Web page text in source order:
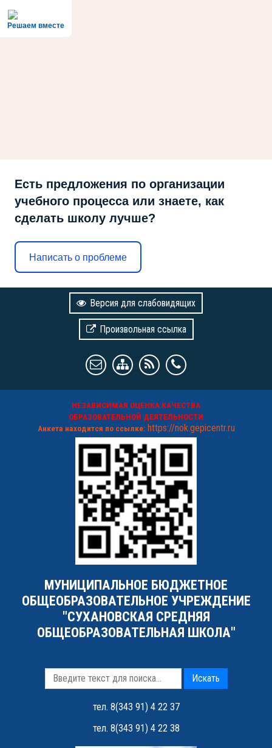
Решаем вместе
Есть предложения по организации
учебного процесса или знаете, как
сделать школу лучше?
Написать о проблеме
Версия для слабовидящих
Произвольная ссылка
НЕЗАВИСИМАЯ ОЦЕНКА КАЧЕСТВА
ОБРАЗОВАТЕЛЬНОЙ ДЕЯТЕЛЬНОСТИ
Анкета находится по ссылке: https://nok.gepicentr.ru
МУНИЦИПАЛЬНОЕ БЮДЖЕТНОЕ
ОБЩЕОБРАЗОВАТЕЛЬНОЕ УЧРЕЖДЕНИЕ
"СУХАНОВСКАЯ СРЕДНЯЯ
ОБЩЕОБРАЗОВАТЕЛЬНАЯ ШКОЛА"
Искать
тел. 8(343 91) 4 22 37
тел. 8(343 91) 4 22 38